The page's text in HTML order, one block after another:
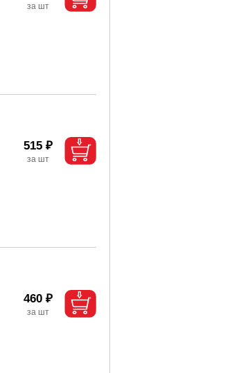
515 ₽
460 ₽